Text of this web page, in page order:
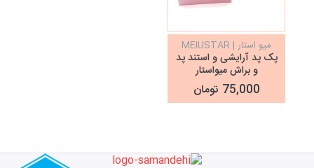
میو استار | MEIUSTAR
پک پد آرایشی و استند پد
و براش میواستار
Meiustar
75,000 تومان